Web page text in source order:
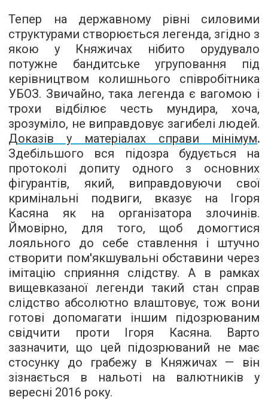
Тепер на державному рівні силовими
структурами створюється легенда, згідно з
якою у Княжичах нібито орудувало
потужне бандитське угруповання під
керівництвом колишнього співробітника
УБОЗ. Звичайно, така легенда є вагомою і
трохи відбілює честь мундира, хоча,
зрозуміло, не виправдовує загибелі людей.
Доказів у матеріалах справи мінімум.
Здебільшого вся підозра будується на
протоколі допиту одного з основних
фігурантів, який, виправдовуючи свої
кримінальні подвиги, вказує на Ігоря
Касяна як на організатора злочинів.
Ймовірно, для того, щоб домогтися
лояльного до себе ставлення і штучно
створити пом'якшувальні обставини через
імітацію сприяння слідству. А в рамках
вищевказаної легенди такий стан справ
слідство абсолютно влаштовує, тож вони
готові допомагати іншим підозрюваним
свідчити проти Ігоря Касяна. Варто
зазначити, що цей підозрюваний не має
стосунку до грабежу в Княжичах — він
зізнається в нальоті на валютників у
вересні 2016 року.